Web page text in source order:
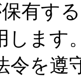
有す
します
令を遵